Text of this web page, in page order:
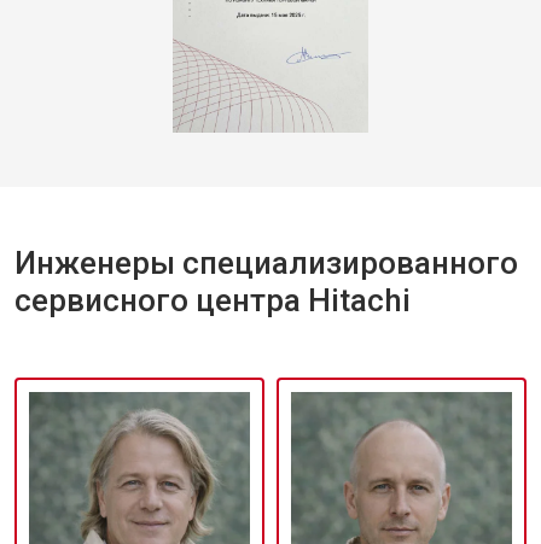
Инженеры специализированного
сервисного центра Hitachi